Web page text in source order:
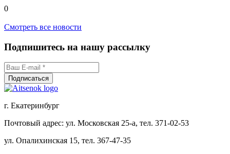
0
Смотреть все новости
Подпишитесь на нашу рассылку
г. Екатеринбург
Почтовый адрес: ул. Московская 25-а, тел. 371-02-53
ул. Опалихинская 15, тел. 367-47-35